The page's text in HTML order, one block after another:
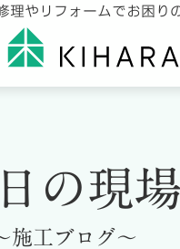
理やリフォームでお困り
の現
施工ブログ～